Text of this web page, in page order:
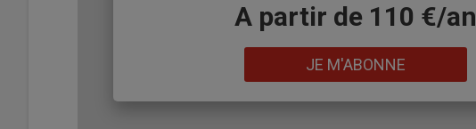
A partir de 110 €/an
JE M'ABONNE